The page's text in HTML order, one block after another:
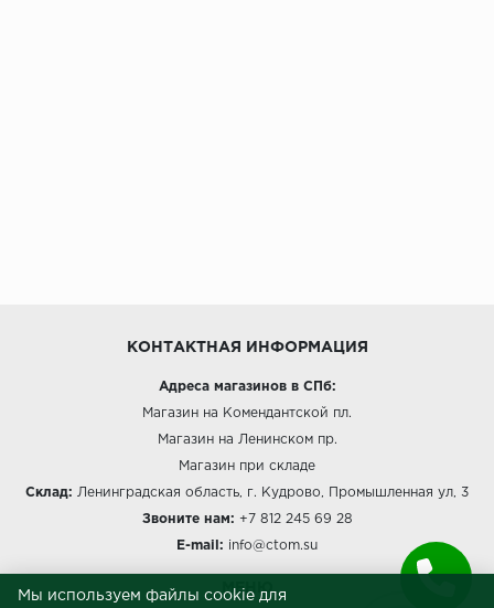
КОНТАКТНАЯ ИНФОРМАЦИЯ
Адреса магазинов в СПб:
Магазин на Комендантской пл.
Магазин на Ленинском пр.
Магазин при складе
Склад: Ленинградская область, г. Кудрово, Промышленная ул, 3
Звоните нам: +7 812 245 69 28
E-mail: info@ctom.su
МЕНЮ
Мы используем файлы cookie для